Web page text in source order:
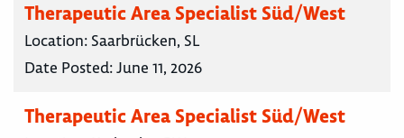
Therapeutic Area Specialist Süd/West
Location: Saarbrücken, SL
Date Posted:June 11, 2026
Therapeutic Area Specialist Süd/West